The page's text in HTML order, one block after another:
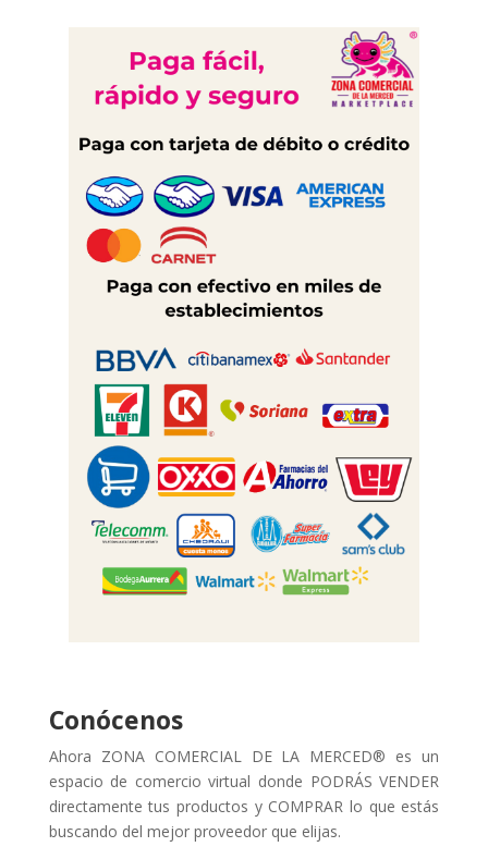
Conócenos
Ahora ZONA COMERCIAL DE LA MERCED® es un
espacio de comercio virtual donde PODRÁS VENDER
directamente tus productos y COMPRAR lo que estás
buscando del mejor proveedor que elijas.